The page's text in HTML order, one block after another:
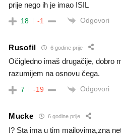
prije nego ih je imao ISIL
18 -1 Odgovori
Rusofil 6 godine prije
Očigledno imaš drugačije, dobro
razumijem na osnovu čega.
7 -19 Odgovori
Mucke 6 godine prije
I? Sta ima u tim mailovima,zna